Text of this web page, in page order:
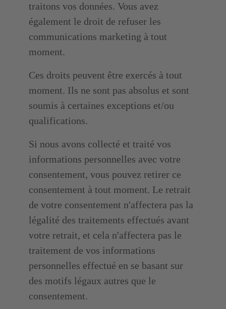
traitons vos données. Vous avez
également le droit de refuser les
communications marketing à tout
moment.
Ces droits peuvent être exercés à tout
moment. Ils ne sont pas absolus et sont
soumis à certaines exceptions et/ou
qualifications.
Si nous avons collecté et traité vos
informations personnelles avec votre
consentement, vous pouvez retirer ce
consentement à tout moment. Le retrait
de votre consentement n'affectera pas la
légalité des traitements effectués avant
votre retrait, et cela n'affectera pas le
traitement de vos informations
personnelles effectué en se basant sur
des motifs légaux autres que le
consentement.